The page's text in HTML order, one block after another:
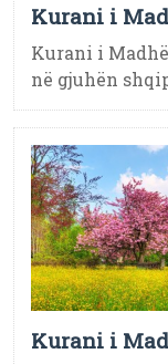
Kurani i
Kurani i
në gjuhën
Kurani i